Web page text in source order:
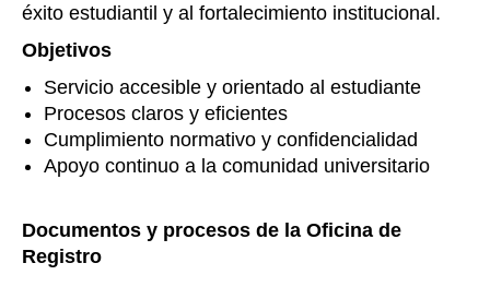
éxito estudiantil y al fortalecimiento institucional.
Objetivos
Servicio accesible y orientado al estudiante
Procesos claros y eficientes
Cumplimiento normativo y confidencialidad
Apoyo continuo a la comunidad universitario
Documentos y procesos de la Oficina de
Registro